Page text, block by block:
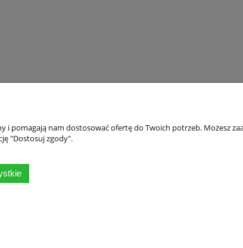
pomagają nam dostosować ofertę do Twoich potrzeb. Możesz
"Dostosuj zgody".